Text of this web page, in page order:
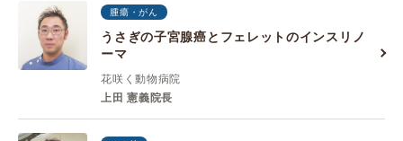
腫瘍・がん
うさぎの子宮腺癌とフェレットのインスリノ
ーマ
花咲く動物病院
上田 憲義院長